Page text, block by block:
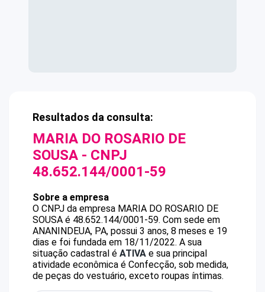
Resultados da consulta:
MARIA DO ROSARIO DE
SOUSA - CNPJ
48.652.144/0001-59
Sobre a empresa
O CNPJ da empresa MARIA DO ROSARIO DE
SOUSA é 48.652.144/0001-59. Com sede em
ANANINDEUA, PA, possui 3 anos, 8 meses e 19
dias e foi fundada em 18/11/2022. A sua
situação cadastral é ATIVA e sua principal
atividade econômica é Confecção, sob medida,
de peças do vestuário, exceto roupas íntimas.